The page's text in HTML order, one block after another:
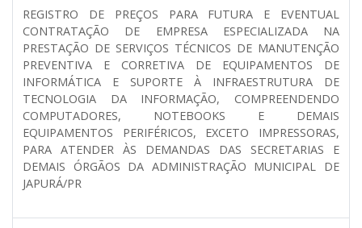
REGISTRO DE PREÇOS PARA FUTURA E EVENTUAL
CONTRATAÇÃO DE EMPRESA ESPECIALIZADA NA
PRESTAÇÃO DE SERVIÇOS TÉCNICOS DE MANUTENÇÃO
PREVENTIVA E CORRETIVA DE EQUIPAMENTOS DE
INFORMÁTICA E SUPORTE À INFRAESTRUTURA DE
TECNOLOGIA DA INFORMAÇÃO, COMPREENDENDO
COMPUTADORES, NOTEBOOKS E DEMAIS
EQUIPAMENTOS PERIFÉRICOS, EXCETO IMPRESSORAS,
PARA ATENDER ÀS DEMANDAS DAS SECRETARIAS E
DEMAIS ÓRGÃOS DA ADMINISTRAÇÃO MUNICIPAL DE
JAPURÁ/PR